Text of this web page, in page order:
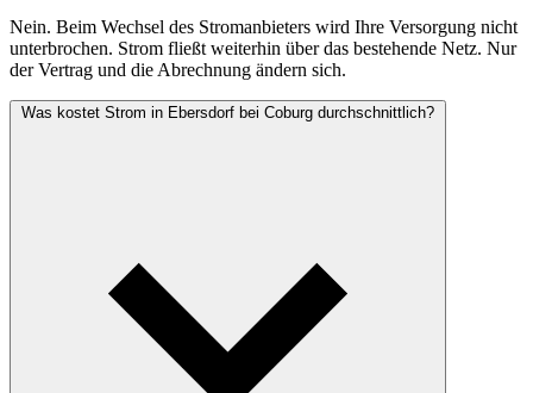
Nein. Beim Wechsel des Stromanbieters wird Ihre Versorgung nicht
unterbrochen. Strom fließt weiterhin über das bestehende Netz. Nur
der Vertrag und die Abrechnung ändern sich.
Was kostet Strom in Ebersdorf bei Coburg durchschnittlich?